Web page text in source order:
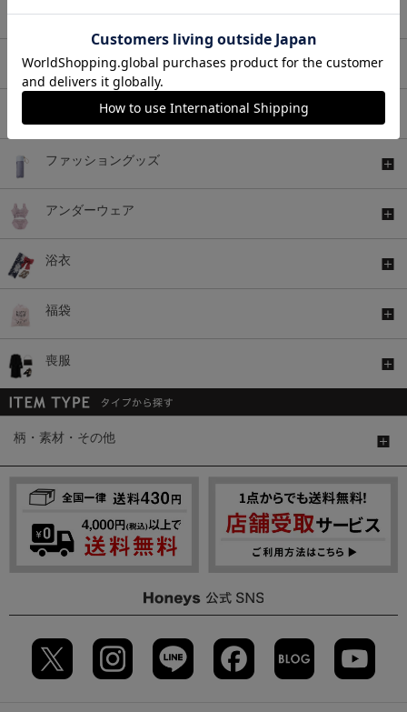
バッグ
ファッショングッズ
アンダーウェア
浴衣
福袋
喪服
柄・素材・その他